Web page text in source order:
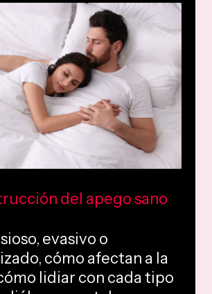
del apego sano
evasivo o
cómo afectan a la
lidiar con cada tipo